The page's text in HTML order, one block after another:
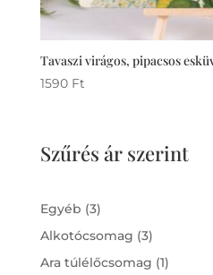
Tavaszi virágos, pipacsos
1590 Ft
Szűrés ár szerint
Egyéb 33
products
Alkotócsomag 33
products
Ara túlélőcsomag 11